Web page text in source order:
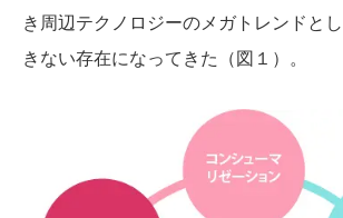
き周辺テクノロジーのメガトレンドと
きない存在になってきた（図１）。